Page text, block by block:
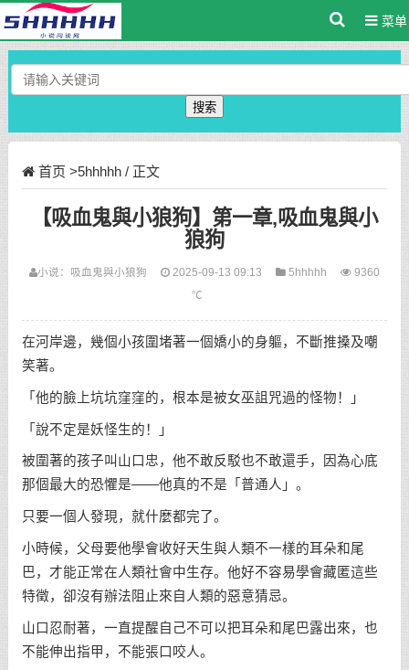
菜单
搜索
首页 >5hhhhh/ 正文
【吸血鬼與小狼狗】第一章,吸血鬼與小
狼狗
小说： 吸血鬼與小狼狗 2025-09-13 09:13 5hhhhh
9360
℃
在河岸邊，幾個小孩圍堵著一個嬌小的身軀，不斷推搡及嘲
笑著。
「他的臉上坑坑窪窪的，根本是被女巫詛咒過的怪物！」
「說不定是妖怪生的！」
被圍著的孩子叫山口忠，他不敢反駁也不敢還手，因為心底
那個最大的恐懼是——他真的不是「普通人」。
只要一個人發現，就什麼都完了。
小時候，父母要他學會收好天生與人類不一樣的耳朵和尾
巴，才能正常在人類社會中生存。他好不容易學會藏匿這些
特徵，卻沒有辦法阻止來自人類的惡意猜忌。
山口忍耐著，一直提醒自己不可以把耳朵和尾巴露出來，也
不能伸出指甲，不能張口咬人。